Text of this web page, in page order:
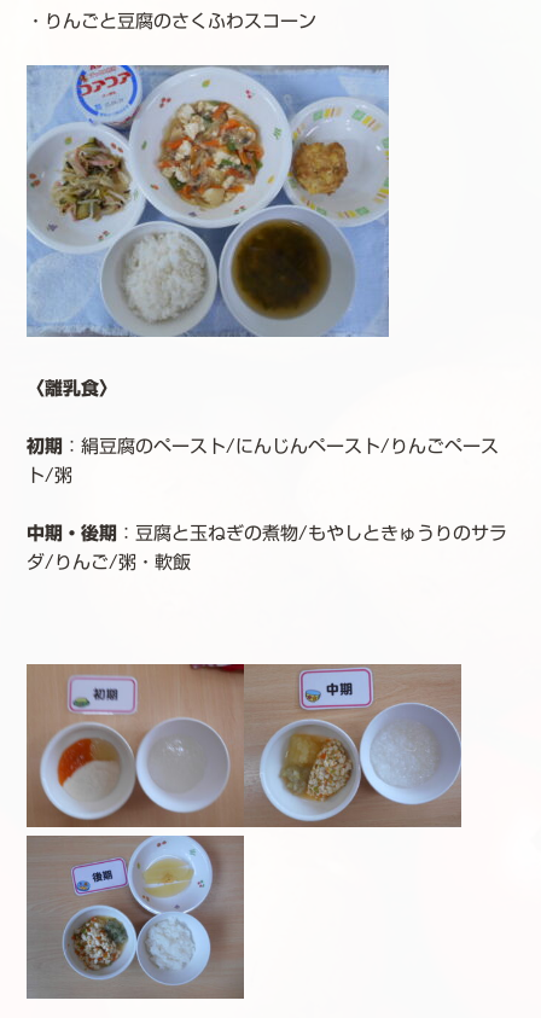
・りんごと豆腐のさくふわスコーン
〈離乳食〉
初期 ：絹豆腐のペースト/にんじんペースト/りんごペース
ト/粥
中期・後期 ：豆腐と玉ねぎの煮物/もやしときゅうりのサラ
ダ/りんご/粥・軟飯